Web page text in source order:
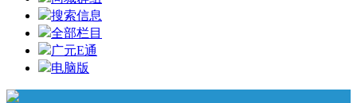
搜索信息
全部栏目
广元E通
电脑版